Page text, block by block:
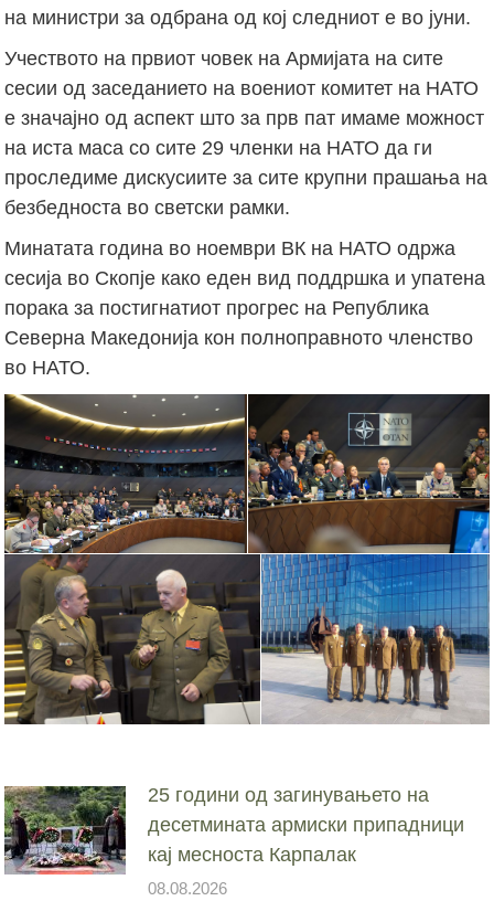
на министри за одбрана од кој следниот е во јуни.
Учеството на првиот човек на Армијата на сите
сесии од заседанието на воениот комитет на НАТО
е значајно од аспект што за прв пат имаме можност
на иста маса со сите 29 членки на НАТО да ги
проследиме дискусиите за сите крупни прашања на
безбедноста во светски рамки.
Минатата година во ноември ВК на НАТО одржа
сесија во Скопје како еден вид поддршка и упатена
порака за постигнатиот прогрес на Република
Северна Македонија кон полноправното членство
во НАТО.
25 години од загинувањето на
десетмината армиски припадници
кај месноста Карпалак
08.08.2026